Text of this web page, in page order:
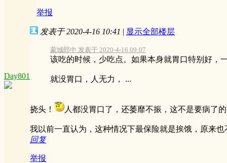
举报
Day801
发表于 2020-4-16 10:41 | 显示全部楼层
蒙城郎中 发表于 2020-4-16 09:07
该吃的时候，少吃点。如果本身就胃口特别好，
就没胃口，人无力， ...
挠头！ 人都没胃口了，还萎靡不振，这不是要病了
我以前一直认为，这种情况下最保险就是挨饿，原来也
回复
举报